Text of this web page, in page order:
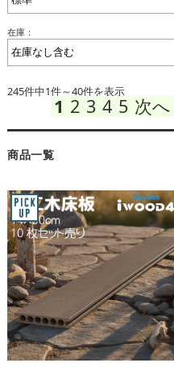
在庫：
245件中1件～40件を表示
1 2 3 4 5 次へ
商品一覧